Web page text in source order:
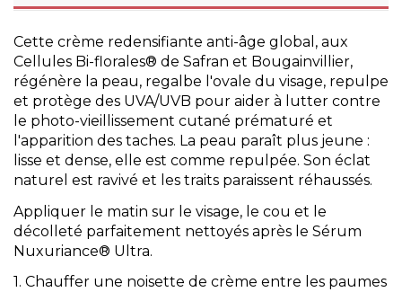
Cette crème redensifiante anti-âge global , aux
Cellules Bi-florales® de Safran et Bougainvillier,
régénère la peau, regalbe l'ovale du visage, repulpe
et protège des UVA/UVB pour aider à lutter contre
le photo-vieillissement cutané prématuré et
l'apparition des taches. La peau paraît plus jeune :
lisse et dense, elle est comme repulpée. Son éclat
naturel est ravivé et les traits paraissent réhaussés.
Appliquer le matin sur le visage, le cou et le
décolleté parfaitement nettoyés après le Sérum
Nuxuriance® Ultra.
1. Chauffer une noisette de crème entre les paumes